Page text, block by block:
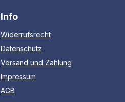
Info
Widerrufsrecht
Datenschutz
Versand und Zahlung
Impressum
AGB